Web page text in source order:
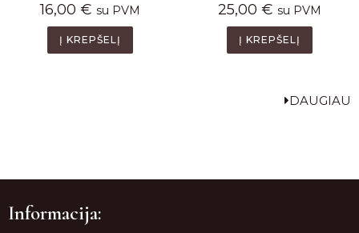
16,00 € su PVM
Į KREPŠELĮ
25,00 € su PVM
Į KREPŠELĮ
DAUGIAU
Informacija: